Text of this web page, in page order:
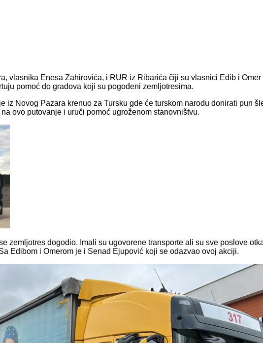
vlasnika Enesa Zahirovića, i RUR iz Ribarića čiji su vlasnici Edib i
pomoć do gradova koji su pogođeni zemljotresima.
iz Novog Pazara krenuo za Tursku gde će turskom narodu donirati pun
ovo putovanje i uruči pomoć ugroženom stanovništvu.
zemljotres dogodio. Imali su ugovorene transporte ali su sve poslove
Edibom i Omerom je i Senad Ejupović koji se odazvao ovoj akciji.